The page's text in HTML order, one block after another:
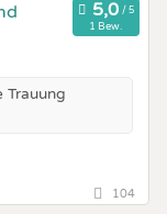
1 Bew.
Trauung
104